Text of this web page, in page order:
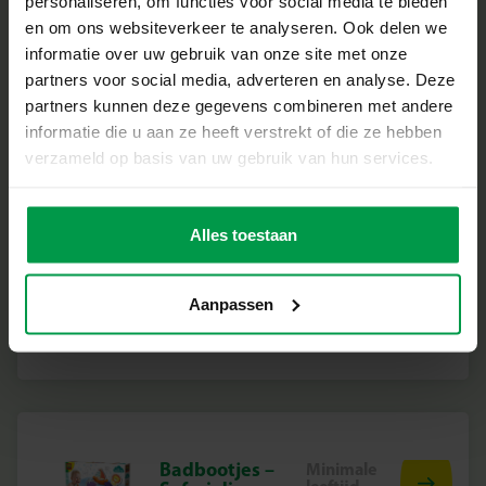
en om ons websiteverkeer te analyseren. Ook delen we
informatie over uw gebruik van onze site met onze
partners voor social media, adverteren en analyse. Deze
partners kunnen deze gegevens combineren met andere
informatie die u aan ze heeft verstrekt of die ze hebben
verzameld op basis van uw gebruik van hun services.
Alles toestaan
Aanpassen
Badboek –
Kleuren met
water
Minimale
leeftijd
6M+
Kleuren met
Badbootjes –